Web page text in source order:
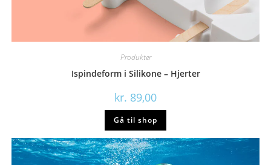
Produkter
Ispindeform i Silikone – Hjerter
kr. 89,00
Gå til shop